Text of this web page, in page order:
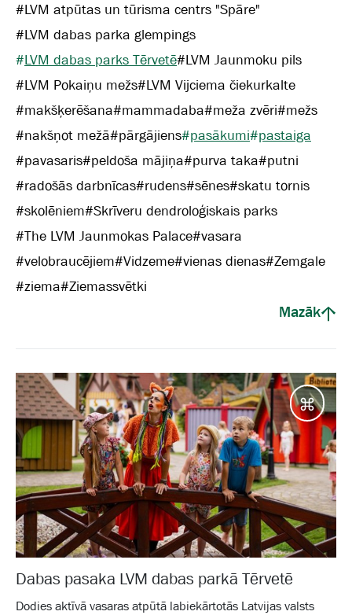
#LVM atpūtas un tūrisma centrs "Spāre"
#LVM dabas parka glempings
#LVM dabas parks Tērvetē#LVM Jaunmoku pils
#LVM Pokaiņu mežs#LVM Vijciema čiekurkalte
#makšķerēšana#mammadaba#meža zvēri#mežs
#nakšņot mežā#pārgājiens#pasākumi#pastaiga
#pavasaris#peldoša mājiņa#purva taka#putni
#radošās darbnīcas#rudens#sēnes#skatu tornis
#skolēniem#Skrīveru dendroloģiskais parks
#The LVM Jaunmokas Palace#vasara
#velobraucējiem#Vidzeme#vienas dienas#Zemgale
#ziema#Ziemassvētki
Mazāk
Dabas pasaka LVM dabas parkā Tērvetē
Dodies aktīvā vasaras atpūtā labiekārtotās Latvijas valsts